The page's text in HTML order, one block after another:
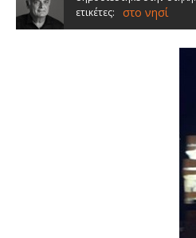
ετικέτες: στο νησί